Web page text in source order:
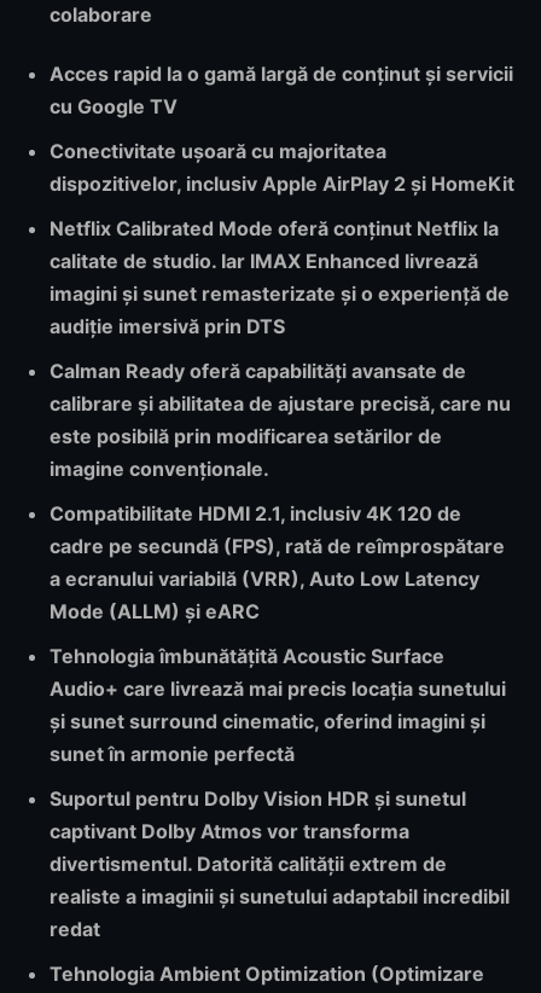
colaborare
Acces rapid la o gamă largă de conținut și servicii
cu Google TV
Conectivitate ușoară cu majoritatea
dispozitivelor, inclusiv Apple AirPlay 2 și HomeKit
Netflix Calibrated Mode oferă conținut Netflix la
calitate de studio. Iar IMAX Enhanced livrează
imagini și sunet remasterizate și o experiență de
audiție imersivă prin DTS
Calman Ready oferă capabilități avansate de
calibrare și abilitatea de ajustare precisă, care nu
este posibilă prin modificarea setărilor de
imagine convenționale.
Compatibilitate HDMI 2.1, inclusiv 4K 120 de
cadre pe secundă (FPS), rată de reîmprospătare
a ecranului variabilă (VRR), Auto Low Latency
Mode (ALLM) și eARC
Tehnologia îmbunătățită Acoustic Surface
Audio+ care livrează mai precis locația sunetului
și sunet surround cinematic, oferind imagini și
sunet în armonie perfectă
Suportul pentru Dolby Vision HDR și sunetul
captivant Dolby Atmos vor transforma
divertismentul. Datorită calității extrem de
realiste a imaginii și sunetului adaptabil incredibil
redat
Tehnologia Ambient Optimization (Optimizare